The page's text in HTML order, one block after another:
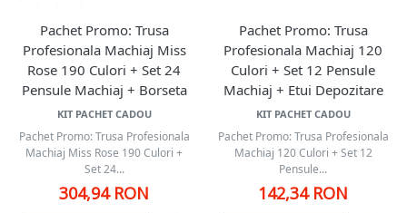
Pachet Promo: Trusa
Profesionala Machiaj Miss
Rose 190 Culori + Set 24
Pensule Machiaj + Borseta
KIT PACHET CADOU
Pachet Promo: Trusa Profesionala
Machiaj Miss Rose 190 Culori +
Set 24...
304,94 RON
Pachet Promo: Trusa
Profesionala Machiaj 120
Culori + Set 12 Pensule
Machiaj + Etui Depozitare
KIT PACHET CADOU
Pachet Promo: Trusa Profesionala
Machiaj 120 Culori + Set 12
Pensule...
142,34 RON